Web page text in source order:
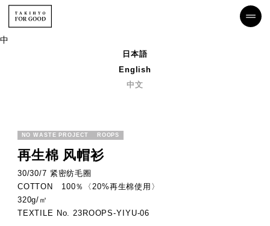
中
日本語
English
中文
NO WASTE PROJECT ROOPS
再生棉 风帽衫
30/30/7 紧密纺毛圈
COTTON 100％〈20%再生棉使用〉
320g/㎡
TEXTILE No. 23ROOPS-YIYU-06